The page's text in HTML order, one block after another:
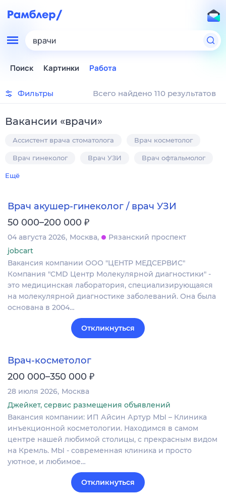
врачи
Поиск Картинки Работа
Фильтры Всего найдено 110 результатов
Вакансии «врачи»
Ассистент врача стоматолога Врач косметолог
Врач гинеколог Врач УЗИ Врач офтальмолог
Ещё
Врач акушер-гинеколог / врач УЗИ
50 000–200 000 ₽
04 августа 2026 Москва
Рязанский проспект
jobcart
Вакансия компании ООО "ЦЕНТР МЕДСЕРВИС"
Компания "CMD Центр Молекулярной диагностики" -
это медицинская лаборатория, специализирующаяся
на молекулярной диагностике заболеваний. Она была
основана в 2004…
Откликнуться
Врач-косметолог
200 000–350 000 ₽
28 июля 2026 Москва
Джейкет, сервис размещения объявлений
Вакансия компании: ИП Айсин Артур МЫ – Клиника
инъекционной косметологии. Находимся в самом
центре нашей любимой столицы, с прекрасным видом
на Кремль. МЫ - современная клиника и просто
уютное, и любимое…
Откликнуться